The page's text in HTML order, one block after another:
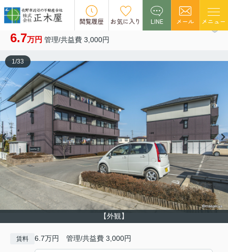
閲覧履歴 お気に入り LINE メール メニュー
NEW
シェルブール 二番街 301
6.7万円 管理/共益費 3,000円
【外観】
1/33
賃料 6.7万円 管理/共益費 3,000円